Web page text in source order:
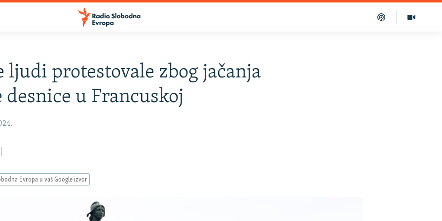
ljudi protestovale zbog jačanja
desnice u Francuskoj
Evropa u vaš Google izvor